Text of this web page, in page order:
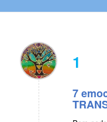
1
7